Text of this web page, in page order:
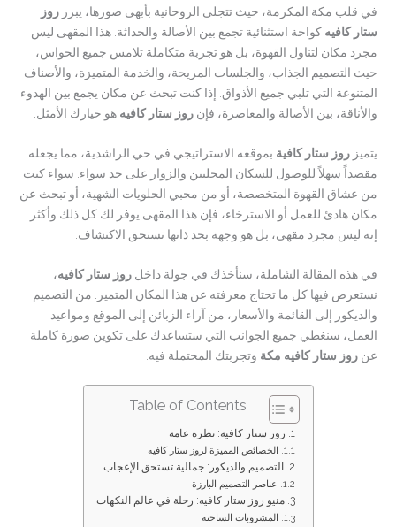
في قلب مكة المكرمة، حيث تتجلى الروحانية بأبهى صورها، يبرزروز
ستار كافيه كواحة استثنائية تجمع بين الأصالة والحداثة. هذا المقهى ليس
مجرد مكان لتناول القهوة، بل هو تجربة متكاملة تلامس جميع الحواس،
حيث التصميم الجذاب، والجلسات المريحة، والخدمة المتميزة، والأصناف
المتنوعة التي تلبي جميع الأذواق. إذا كنت تبحث عن مكان يجمع بين الهدوء
والأناقة، بين الأصالة والمعاصرة، فإنروز ستار كافيه هو خيارك الأمثل.
يتميزروز ستار كافية بموقعه الاستراتيجي في حي الراشدية، مما يجعله
مقصداً سهلاً للوصول للسكان المحليين والزوار على حد سواء. سواء كنت
من عشاق القهوة المتخصصة، أو من محبي الحلويات الشهية، أو تبحث عن
مكان هادئ للعمل أو الاسترخاء، فإن هذا المقهى يوفر لك كل ذلك وأكثر.
إنه ليس مجرد مقهى، بل هو وجهة بحد ذاتها تستحق الاكتشاف.
في هذه المقالة الشاملة، سنأخذك في جولة داخلروز ستار كافيه،
نستعرض فيها كل ما تحتاج معرفته عن هذا المكان المتميز. من التصميم
والديكور إلى القائمة والأسعار، من آراء الزبائن إلى الموقع ومواعيد
العمل، سنغطي جميع الجوانب التي ستساعدك على تكوين صورة كاملة
عنروز ستار كافيه مكة وتجربتك المحتملة فيه.
Table of Contents
روز ستار كافيه: نظرة عامة
الخصائص المميزة لروز ستار كافيه
التصميم والديكور: جمالية تستحق الإعجاب
عناصر التصميم البارزة
منيو روز ستار كافيه: رحلة في عالم النكهات
المشروبات الساخنة